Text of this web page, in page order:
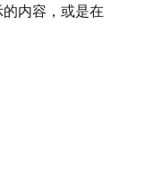
内容，或是在